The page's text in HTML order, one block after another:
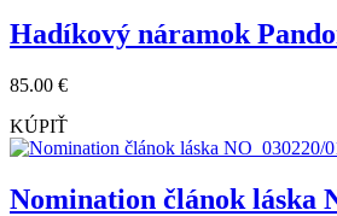
Hadíkový náramok
85.00 €
KÚPIŤ
Nomination článok láska